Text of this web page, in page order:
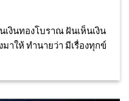
เงินทองโบราณ ฝันเห็นเงิน
าให้ ทำนายว่า มีเรื่องทุกข์